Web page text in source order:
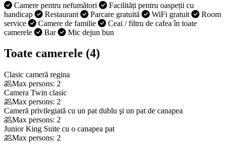
Camere pentru nefumători
Facilități pentru oaspeții cu
handicap
Restaurant Parcare gratuită WiFi gratuit
Room
service
Camere de familie
Ceai / filtru de cafea în toate
camerele
Bar Mic dejun bun
Toate camerele (4)
Clasic cameră regina
Max persons: 2
Camera Twin clasic
Max persons: 2
Cameră privilegiată cu un pat dublu şi un pat de canapea
Max persons: 2
Junior King Suite cu o canapea pat
Max persons: 2